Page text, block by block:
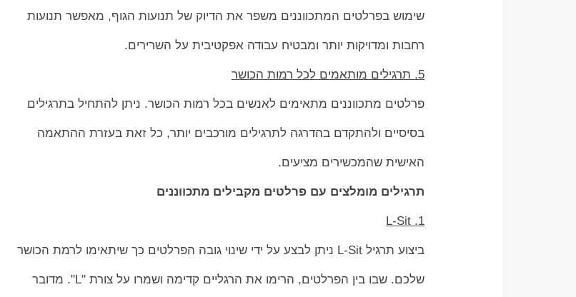
שימוש בפרלטים המתכווננים משפר את הדיוק של תנועות הגוף, מאפשר תנועות
רחבות ומדויקות יותר ומבטיח עבודה אפקטיבית על השרירים.
5. תרגילים מותאמים לכל רמות הכושר
פרלטים מתכווננים מתאימים לאנשים בכל רמות הכושר. ניתן להתחיל בתרגילים
בסיסיים ולהתקדם בהדרגה לתרגילים מורכבים יותר, כל זאת בעזרת ההתאמה
האישית שהמכשירים מציעים.
תרגילים מומלצים עם פרלטים מקבילים מתכווננים
1. L-Sit
ביצוע תרגיל L-Sit ניתן לבצע על ידי שינוי גובה הפרלטים כך שיתאימו לרמת הכושר
שלכם. שבו בין הפרלטים, הרימו את הרגליים קדימה ושמרו על צורת "L". מדובר